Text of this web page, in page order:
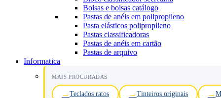
Bolsas e bolsas catálogo
Pastas de anéis em polipropileno
Pasta elásticos polipropileno
Pastas classificadoras
Pastas de anéis em cartão
Pastas de arquivo
Informatica
MAIS PROCURADAS
Teclados ratos Tinteiros originais